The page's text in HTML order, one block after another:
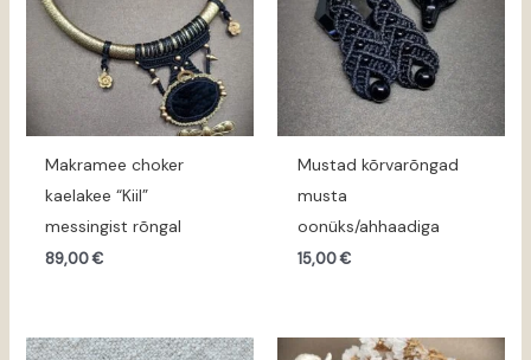
Makramee choker
kaelakee “Kiil”
messingist rõngal
89,00€
Mustad kõrvarõngad
musta
oonüks/ahhaadiga
15,00€